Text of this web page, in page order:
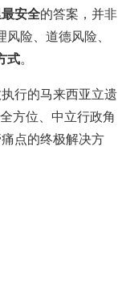
安全的答案，并非
险、道德风险、
式。
行的马来西亚立遗
方位、中立行政角
点的终极解决方